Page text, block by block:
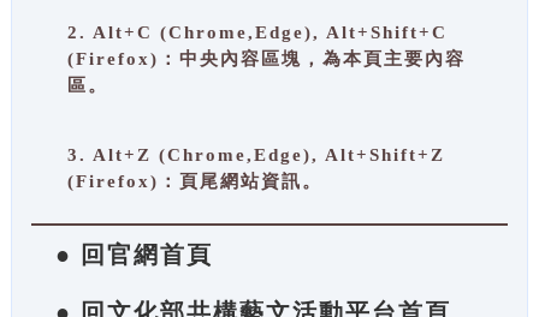
2. Alt+C (Chrome,Edge), Alt+Shift+C
(Firefox)：中央內容區塊，為本頁主要內容
區。
3. Alt+Z (Chrome,Edge), Alt+Shift+Z
(Firefox)：頁尾網站資訊。
● 回官網首頁